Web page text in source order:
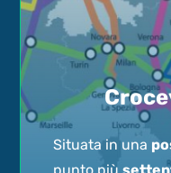
Situata in una
punto più